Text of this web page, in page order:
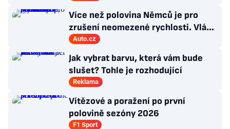
Více než polovina Němců je pro
zrušení neomezené rychlosti. Vláda
řekla, co si o tom myslí
Auto.cz
Jak vybrat barvu, která vám bude
slušet? Tohle je rozhodující
Reklama
Vítězové a poražení po první
polovině sezóny 2026
F1 Sport